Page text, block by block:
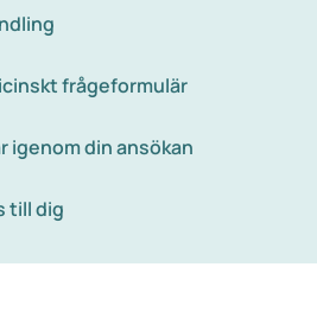
frågeformulär
igenom din ansökan
till dig